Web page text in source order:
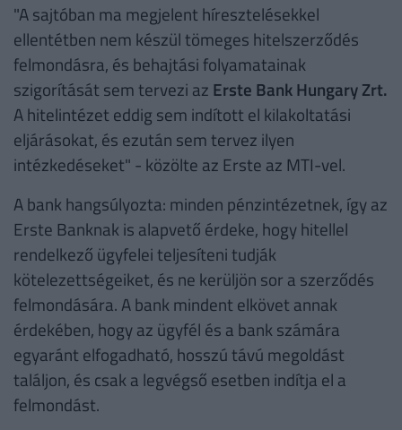
"A sajtóban ma megjelent híresztelésekkel
ellentétben nem készül tömeges hitelszerződés
felmondásra, és behajtási folyamatainak
szigorítását sem tervezi az Erste Bank Hungary Zrt.
A hitelintézet eddig sem indított el kilakoltatási
eljárásokat, és ezután sem tervez ilyen
intézkedéseket" - közölte az Erste az MTI-vel.
A bank hangsúlyozta: minden pénzintézetnek, így az
Erste Banknak is alapvető érdeke, hogy hitellel
rendelkező ügyfelei teljesíteni tudják
kötelezettségeiket, és ne kerüljön sor a szerződés
felmondására. A bank mindent elkövet annak
érdekében, hogy az ügyfél és a bank számára
egyaránt elfogadható, hosszú távú megoldást
találjon, és csak a legvégső esetben indítja el a
felmondást.